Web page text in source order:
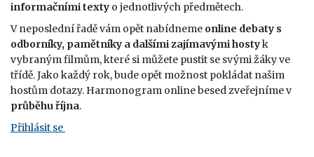
informačními texty o jednotlivých předmětech.
V neposlední řadě vám opět nabídneme online debaty s
odborníky, pamětníky a dalšími zajímavými hostyk
vybraným filmům, které si můžete pustit se svými žáky ve
třídě. Jako každý rok, bude opět možnost pokládat našim
hostům dotazy. Harmonogram online besed zveřejníme v
průběhu října.
Přihlásit se